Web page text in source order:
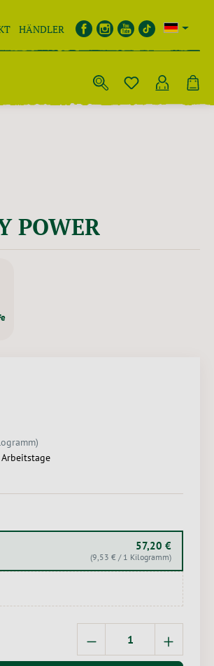
HÄNDLER
POWER
57,20 €
(9,53 € / 1 Kilogramm)
Produkt Anzahl: